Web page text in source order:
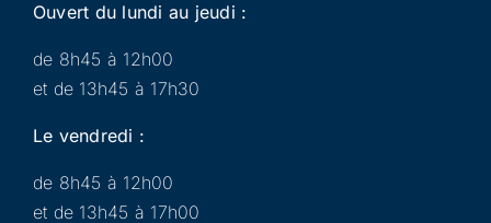
Ouvert du lundi au jeudi :
de 8h45 à 12h00
et de 13h45 à 17h30
Le vendredi :
de 8h45 à 12h00
et de 13h45 à 17h00